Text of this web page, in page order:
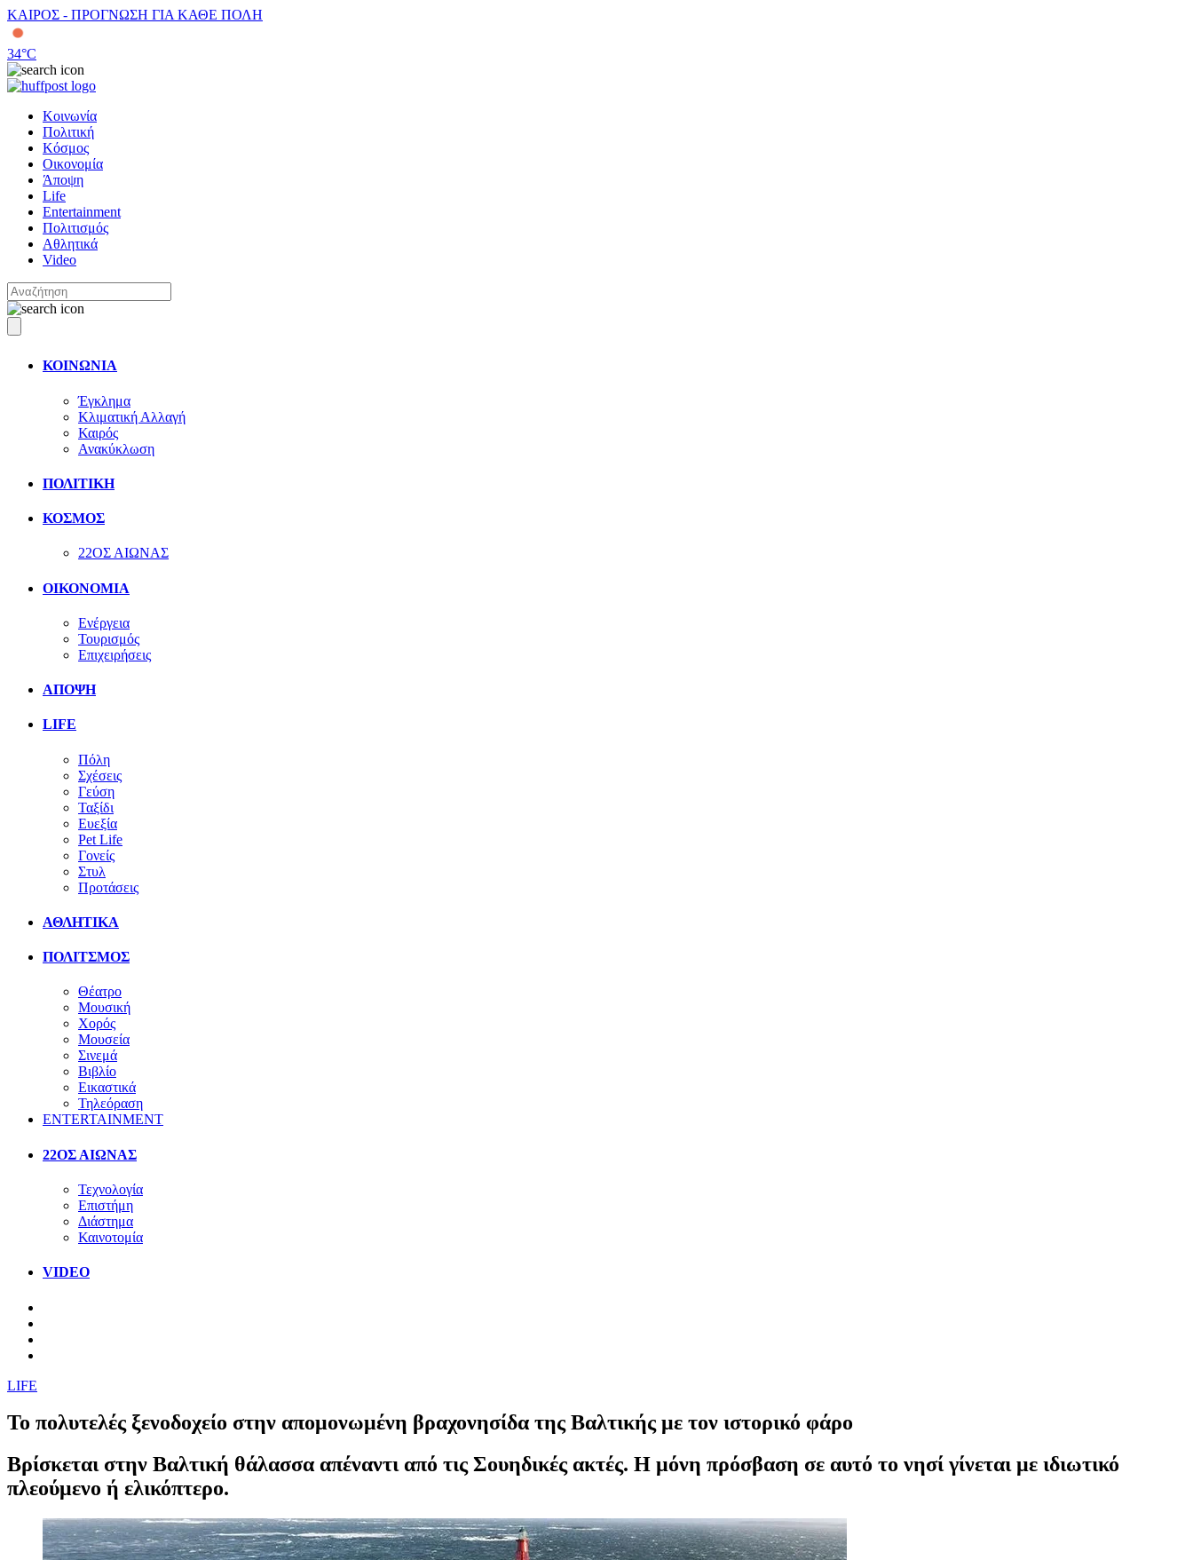
ΚΑΙΡΟΣ - ΠΡΟΓΝΩΣΗ ΓΙΑ ΚΑΘΕ ΠΟΛΗ
34°C
Κοινωνία
Πολιτική
Κόσμος
Οικονομία
Άποψη
Life
Entertainment
Πολιτισμός
Αθλητικά
Video
ΚΟΙΝΩΝΙΑ
Έγκλημα
Κλιματική Αλλαγή
Καιρός
Ανακύκλωση
ΠΟΛΙΤΙΚΗ
ΚΟΣΜΟΣ
22ΟΣ ΑΙΩΝΑΣ
ΟΙΚΟΝΟΜΙΑ
Ενέργεια
Τουρισμός
Επιχειρήσεις
ΑΠΟΨΗ
LIFE
Πόλη
Σχέσεις
Γεύση
Ταξίδι
Ευεξία
Pet Life
Γονείς
Στυλ
Προτάσεις
ΑΘΛΗΤΙΚΑ
ΠΟΛΙΤΣΜΟΣ
Θέατρο
Μουσική
Χορός
Μουσεία
Σινεμά
Βιβλίο
Εικαστικά
Τηλεόραση
ENTERTAINMENT
22ΟΣ ΑΙΩΝΑΣ
Τεχνολογία
Επιστήμη
Διάστημα
Καινοτομία
VIDEO
LIFE
Το πολυτελές ξενοδοχείο στην απομονωμένη βραχονησίδα της Βαλτικής με τον ιστορικό φάρο
Βρίσκεται στην Βαλτική θάλασσα απέναντι από τις Σουηδικές ακτές. Η μόνη πρόσβαση σε αυτό το νησί γίνεται με ιδιωτικό
πλεούμενο ή ελικόπτερο.